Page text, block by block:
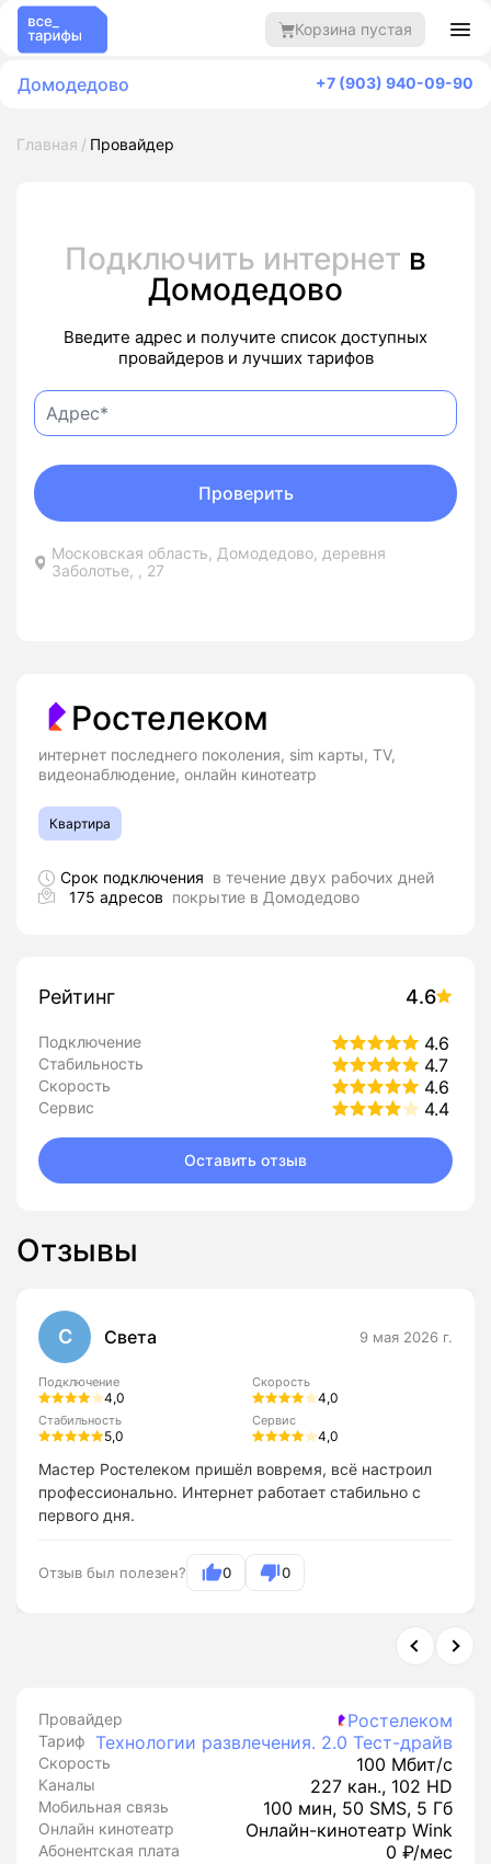
Корзина пустая
Домодедово +7 (903) 940-09-90
Главная Провайдер
Подключить интернет в
Домодедово
Введите адрес и получите список доступных
провайдеров и лучших тарифов
Московская область, Домодедово, деревня
Заболотье, , 27
Проверить
Ростелеком
интернет последнего поколения, sim карты, TV,
видеонаблюдение, онлайн кинотеатр
Квартира
Срок подключения в течение двух рабочих дней
175 адресов покрытие в Домодедово
Рейтинг 4.6
Подключение 4.6
Стабильность 4.7
Скорость 4.6
Сервис 4.4
Оставить отзыв
Отзывы
С Света 9 мая 2026 г.
Подключение
4,0
Скорость
4,0
Стабильность
5,0
Сервис
4,0
Мастер Ростелеком пришёл вовремя, всё настроил
профессионально. Интернет работает стабильно с
первого дня.
Отзыв был полезен? 0 0
Провайдер Ростелеком
Тариф Технологии развлечения. 2.0 Тест-драйв
Скорость 100 Мбит/с
Каналы 227 кан., 102 HD
Мобильная связь 100 мин, 50 SMS, 5 Гб
Онлайн кинотеатр Онлайн-кинотеатр Wink
Абонентская плата 0 ₽/мес